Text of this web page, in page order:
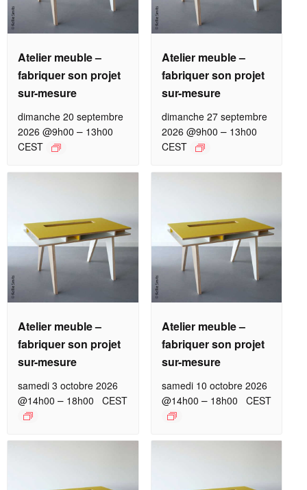
Atelier meuble –
fabriquer son projet
sur-mesure
dimanche 20 septembre
2026 @9h00 – 13h00
CEST
Atelier meuble –
fabriquer son projet
sur-mesure
dimanche 27 septembre
2026 @9h00 – 13h00
CEST
Atelier meuble –
fabriquer son projet
sur-mesure
samedi 3 octobre 2026
@14h00 – 18h00 CEST
Atelier meuble –
fabriquer son projet
sur-mesure
samedi 10 octobre 2026
@14h00 – 18h00 CEST